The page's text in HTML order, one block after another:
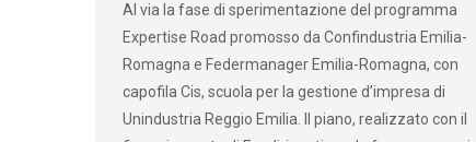
Al via la fase di sperimentazione del programma
Expertise Road promosso da Confindustria Emilia-
Romagna e Federmanager Emilia-Romagna, con
capofila Cis, scuola per la gestione d’impresa di
Unindustria Reggio Emilia. Il piano, realizzato con il